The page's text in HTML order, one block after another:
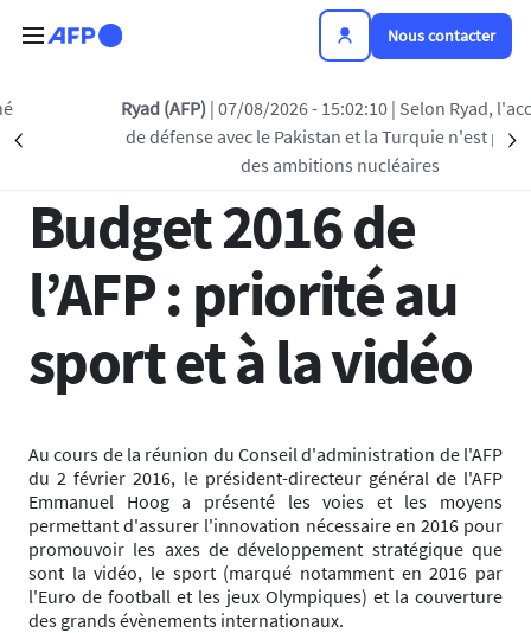
Nous contacter
Ryad (AFP)| 07/08/2026 - 15:02:10| Selon Ryad, l'accord
de défense avec le Pakistan et la Turquie n'est pas lié à
des ambitions nucléaires
Retour à la liste
Budget 2016 de
l’AFP : priorité au
sport et à la vidéo
Au cours de la réunion du Conseil d'administration de l'AFP
du 2 février 2016, le président-directeur général de l'AFP
Emmanuel Hoog a présenté les voies et les moyens
permettant d'assurer l'innovation nécessaire en 2016 pour
promouvoir les axes de développement stratégique que
sont la vidéo, le sport (marqué notamment en 2016 par
l'Euro de football et les jeux Olympiques) et la couverture
des grands évènements internationaux.